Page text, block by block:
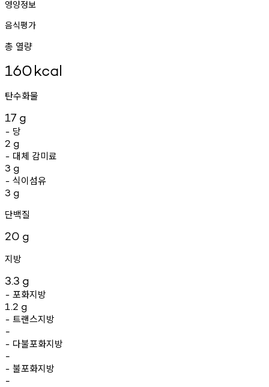
영양정보
음식평가
총 열량
160kcal
탄수화물
17 g
- 당
2 g
- 대체 감미료
3 g
- 식이섬유
3 g
단백질
20 g
지방
3.3 g
- 포화지방
1.2 g
- 트랜스지방
-
- 다불포화지방
-
- 불포화지방
-